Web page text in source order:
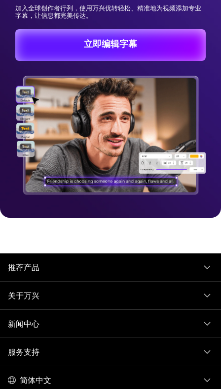
加入全球创作者行列，使用万兴优转轻松、精准地为视频添加专业
字幕，让信息都完美传达。
立即编辑字幕
推荐产品
关于万兴
新闻中心
服务支持
简体中文